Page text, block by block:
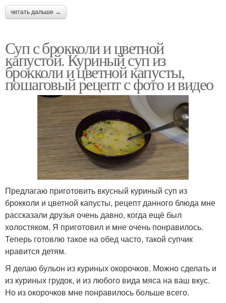
читать дальше →
Суп с брокколи и цветной
капустой. Куриный суп из
брокколи и цветной капусты,
пошаговый рецепт с фото и видео
Предлагаю приготовить вкусный куриный суп из
брокколи и цветной капусты, рецепт данного блюда мне
рассказали друзья очень давно, когда ещё был
холостяком. Я приготовил и мне очень понравилось.
Теперь готовлю такое на обед часто, такой супчик
нравится детям.
Я делаю бульон из куриных окорочков. Можно сделать и
из куриных грудок, и из любого вида мяса на ваш вкус.
Но из окорочков мне понравилось больше всего.